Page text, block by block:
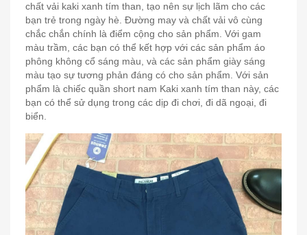
chất vải kaki xanh tím than, tạo nên sự lịch lãm cho các
bạn trẻ trong ngày hè. Đường may và chất vải vô cùng
chắc chắn chính là điểm cộng cho sản phẩm. Với gam
màu trầm, các bạn có thể kết hợp với các sản phẩm áo
phông không cổ sáng màu, và các sản phẩm giày sáng
màu tạo sự tương phản đáng có cho sản phẩm. Với sản
phẩm là chiếc quần short nam Kaki xanh tím than này, các
bạn có thể sử dụng trong các dịp đi chơi, đi dã ngoại, đi
biển.